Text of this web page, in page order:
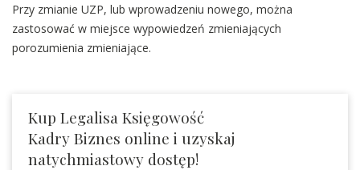
Przy zmianie UZP, lub wprowadzeniu nowego, można
zastosować w miejsce wypowiedzeń zmieniających
porozumienia zmieniające.
Kup Legalisa Księgowość
Kadry Biznes online i uzyskaj
natychmiastowy dostęp!